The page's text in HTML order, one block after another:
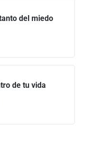
del miedo
de tu vida